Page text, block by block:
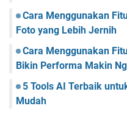
Cara Menggunakan
Foto yang Lebih Jernih
Cara Menggunakan
Bikin Performa Makin
5 Tools AI Terbaik
Mudah